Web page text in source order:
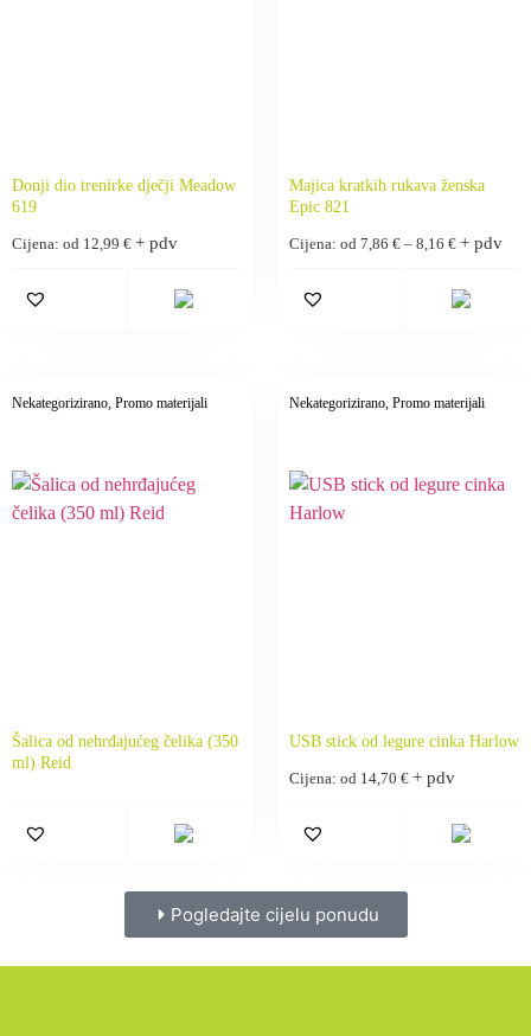
Donji dio trenirke dječji Meadow
619
Cijena: od 12,99 € + pdv
Majica kratkih rukava ženska
Epic 821
Cijena: od 7,86 € – 8,16 € + pdv
Nekategorizirano, Promo materijali
Šalica od nehrđajućeg čelika (350
ml) Reid
Nekategorizirano, Promo materijali
USB stick od legure cinka Harlow
Cijena: od 14,70 € + pdv
Pogledajte cijelu ponudu